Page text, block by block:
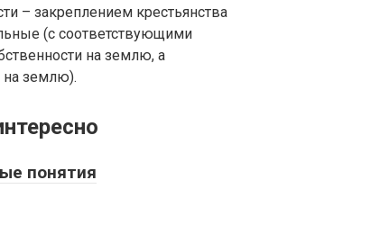
– закреплением крестьянства
(с соответствующими
на землю, а
на землю).
понятия